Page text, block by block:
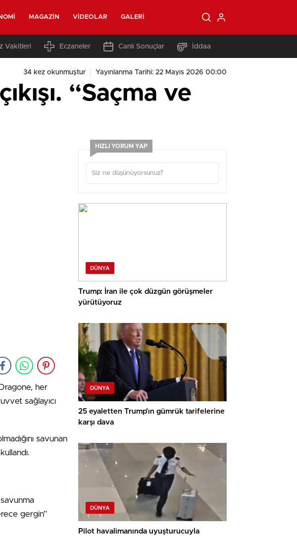
MAGAZIN VIDEOLAR GALERI
Vakitleri Eczaneler Canlı Sonuçlar İddaa
34 kez okunmuştur Yayınlanma Tarihi: 22 Mayıs 2026 00:00
“Saçma ve
her
sağlayıcı
savunan
gergin”
HIZLI YORUM YAP
DÜNYA
Trump: İran ile çok düzgün görüşmeler
yürütüyoruz
DÜNYA
25 eyaletten Trump’ın gümrük tarifelerine
karşı dava
DÜNYA
Pilot havalimanında uyuşturucuyla